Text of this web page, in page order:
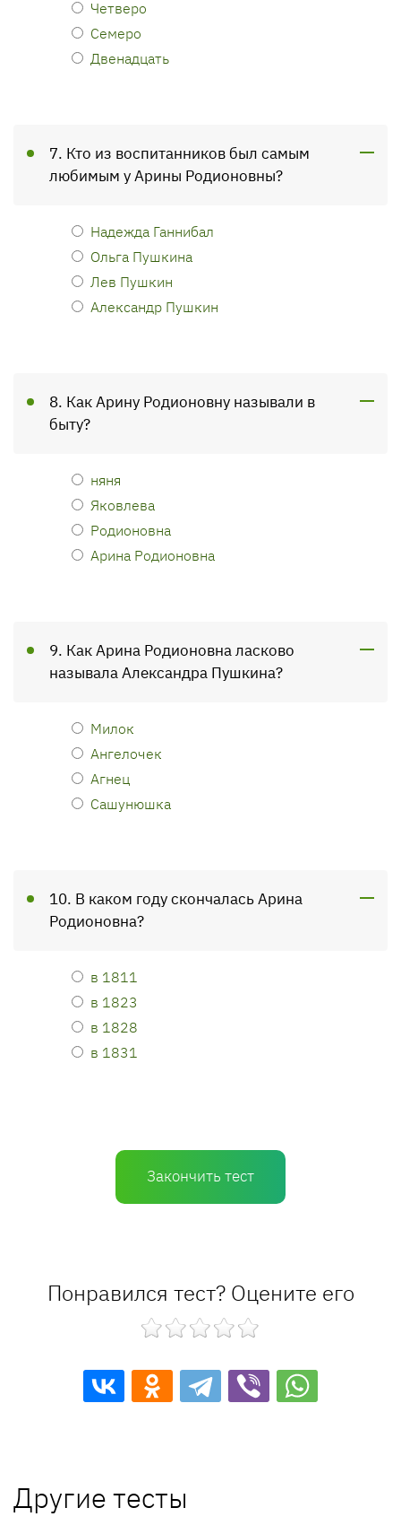
Четверо
Семеро
Двенадцать
7. Кто из воспитанников был самым
любимым у Арины Родионовны?
Надежда Ганнибал
Ольга Пушкина
Лев Пушкин
Александр Пушкин
8. Как Арину Родионовну называли в
быту?
няня
Яковлева
Родионовна
Арина Родионовна
9. Как Арина Родионовна ласково
называла Александра Пушкина?
Милок
Ангелочек
Агнец
Сашунюшка
10. В каком году скончалась Арина
Родионовна?
в 1811
в 1823
в 1828
в 1831
Закончить тест
Понравился тест? Оцените его
Другие тесты